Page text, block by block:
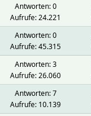
Antworten: 0
Aufrufe: 24.221
Antworten: 0
Aufrufe: 45.315
Antworten: 3
Aufrufe: 26.060
Antworten: 7
Aufrufe: 10.139